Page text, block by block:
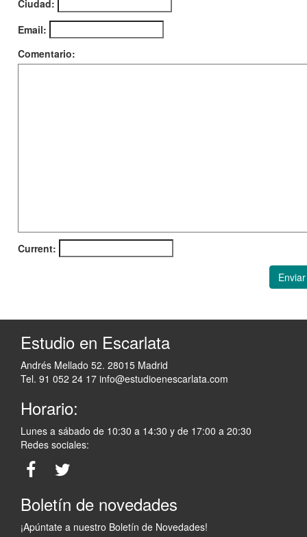
Ciudad:
Email:
Comentario:
Current:
Enviar
Estudio en Escarlata
Andrés Mellado 52. 28015 Madrid
Tel. 91 052 24 17 info@estudioenescarlata.com
Horario:
Lunes a sábado de 10:30 a 14:30 y de 17:00 a 20:30
Redes sociales:
Boletín de novedades
¡Apúntate a nuestro Boletín de Novedades!